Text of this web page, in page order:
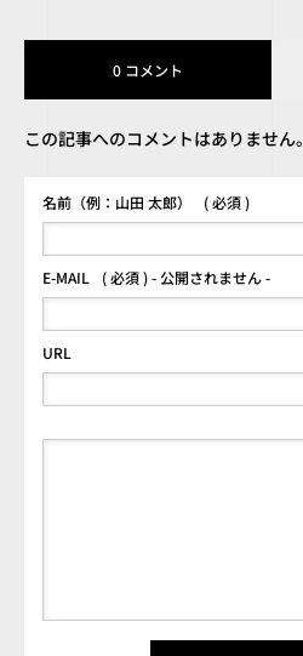
0 コメント
この記事へのコメントはありません。
名前（例：山田 太郎） ( 必須 )
E-MAIL ( 必須 ) - 公開されません -
URL